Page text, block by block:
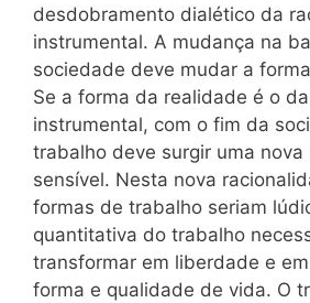
desdobramento dialético da
instrumental. A mudança na
sociedade deve mudar a
Se a forma da realidade é o
instrumental, com o fim da
trabalho deve surgir uma nova
sensível. Nesta nova
formas de trabalho seriam
quantitativa do trabalho
transformar em liberdade e
forma e qualidade de vida. O